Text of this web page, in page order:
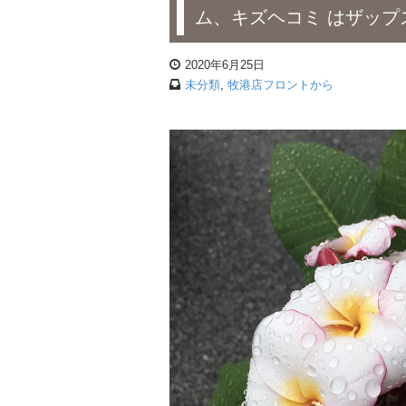
ム、キズヘコミ はザップ
2020年6月25日
未分類, 牧港店フロントから